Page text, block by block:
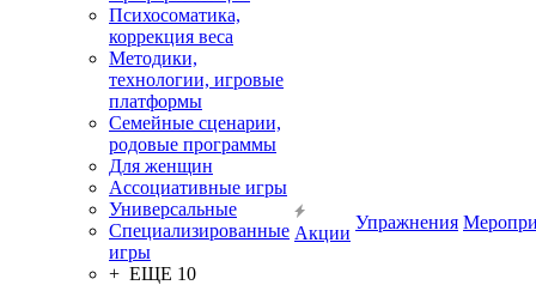
Психосоматика,
коррекция веса
Методики,
технологии, игровые
платформы
Семейные сценарии,
родовые программы
Для женщин
Ассоциативные игры
Универсальные
Специализированные
игры
+ ЕЩЕ 10
Акции
Упражнения